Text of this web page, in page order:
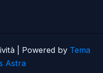
| Powered by Tema
Astra